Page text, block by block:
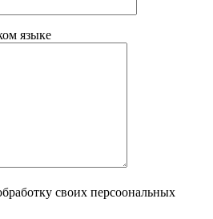
языке
своих персоональных